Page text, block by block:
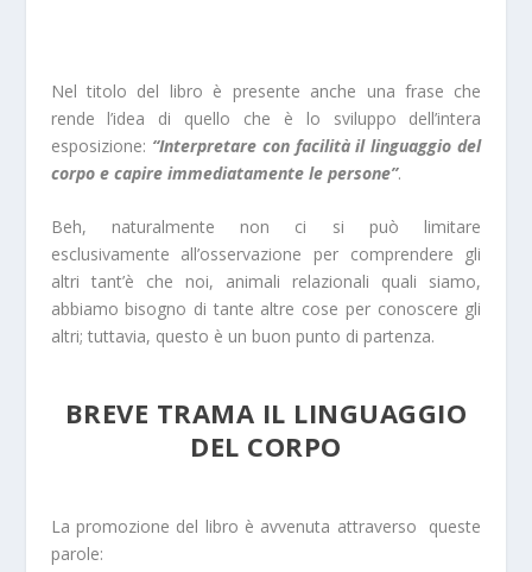
Nel titolo del libro è presente anche una frase che
rende l’idea di quello che è lo sviluppo dell’intera
esposizione: “Interpretare con facilità il linguaggio del
corpo e capire immediatamente le persone”.
Beh, naturalmente non ci si può limitare
esclusivamente all’osservazione per comprendere gli
altri tant’è che noi, animali relazionali quali siamo,
abbiamo bisogno di tante altre cose per conoscere gli
altri; tuttavia, questo è un buon punto di partenza.
BREVE TRAMA IL LINGUAGGIO
DEL CORPO
La promozione del libro è avvenuta attraverso
queste
parole: